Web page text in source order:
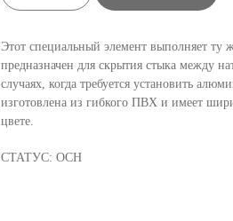
Этот специальный элемент выполняет
предназначен для скрытия стыка между
случаях, когда требуется установить
изготовлена из гибкого ПВХ и имеет
цвете.
СТАТУС: ОСН